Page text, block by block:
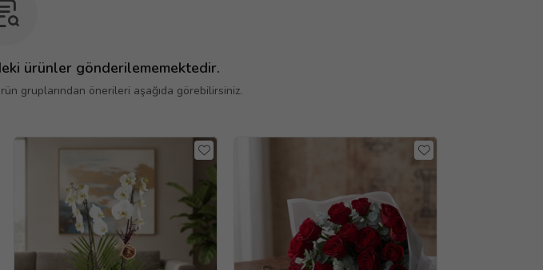
ürünler gönderilememektedir.
gruplarından önerileri aşağıda görebilirsiniz.